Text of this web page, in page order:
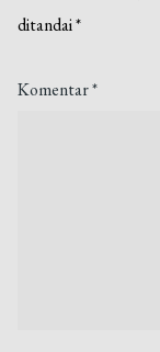
ditandai*
Komentar*